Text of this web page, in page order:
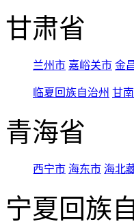
甘肃省
兰州市 嘉峪关市 金
临夏回族自治州 甘
青海省
西宁市 海东市 海北
宁夏回族